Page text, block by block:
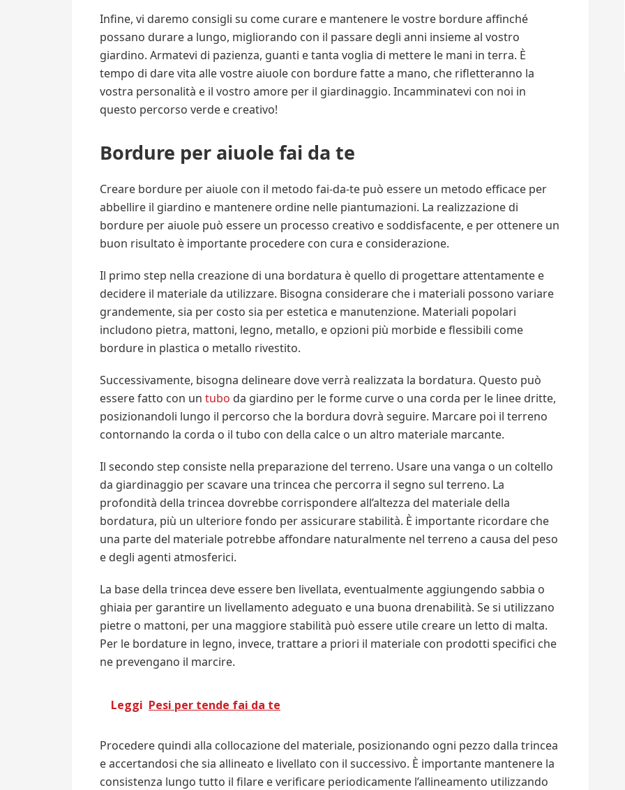
Infine, vi daremo consigli su come curare e mantenere le vostre bordure affinché
possano durare a lungo, migliorando con il passare degli anni insieme al vostro
giardino. Armatevi di pazienza, guanti e tanta voglia di mettere le mani in terra. È
tempo di dare vita alle vostre aiuole con bordure fatte a mano, che rifletteranno la
vostra personalità e il vostro amore per il giardinaggio. Incamminatevi con noi in
questo percorso verde e creativo!
Bordure per aiuole fai da te
Creare bordure per aiuole con il metodo fai-da-te può essere un metodo efficace per
abbellire il giardino e mantenere ordine nelle piantumazioni. La realizzazione di
bordure per aiuole può essere un processo creativo e soddisfacente, e per ottenere un
buon risultato è importante procedere con cura e considerazione.
Il primo step nella creazione di una bordatura è quello di progettare attentamente e
decidere il materiale da utilizzare. Bisogna considerare che i materiali possono variare
grandemente, sia per costo sia per estetica e manutenzione. Materiali popolari
includono pietra, mattoni, legno, metallo, e opzioni più morbide e flessibili come
bordure in plastica o metallo rivestito.
Successivamente, bisogna delineare dove verrà realizzata la bordatura. Questo può
essere fatto con un tubo da giardino per le forme curve o una corda per le linee dritte,
posizionandoli lungo il percorso che la bordura dovrà seguire. Marcare poi il terreno
contornando la corda o il tubo con della calce o un altro materiale marcante.
Il secondo step consiste nella preparazione del terreno. Usare una vanga o un coltello
da giardinaggio per scavare una trincea che percorra il segno sul terreno. La
profondità della trincea dovrebbe corrispondere all’altezza del materiale della
bordatura, più un ulteriore fondo per assicurare stabilità. È importante ricordare che
una parte del materiale potrebbe affondare naturalmente nel terreno a causa del peso
e degli agenti atmosferici.
La base della trincea deve essere ben livellata, eventualmente aggiungendo sabbia o
ghiaia per garantire un livellamento adeguato e una buona drenabilità. Se si utilizzano
pietre o mattoni, per una maggiore stabilità può essere utile creare un letto di malta.
Per le bordature in legno, invece, trattare a priori il materiale con prodotti specifici che
ne prevengano il marcire.
Leggi Pesi per tende fai da te
Procedere quindi alla collocazione del materiale, posizionando ogni pezzo dalla trincea
e accertandosi che sia allineato e livellato con il successivo. È importante mantenere la
consistenza lungo tutto il filare e verificare periodicamente l’allineamento utilizzando